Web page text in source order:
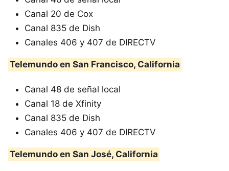
Canal 20 de Cox
Canal 835 de Dish
Canales 406 y 407 de DIRECTV
Telemundo en San Francisco, California
Canal 48 de señal local
Canal 18 de Xfinity
Canal 835 de Dish
Canales 406 y 407 de DIRECTV
Telemundo en San José, California